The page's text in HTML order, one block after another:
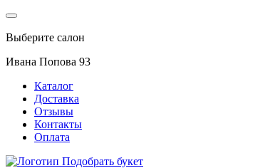
Выберите салон
Ивана Попова 93
Каталог
Доставка
Отзывы
Контакты
Оплата
Подобрать букет